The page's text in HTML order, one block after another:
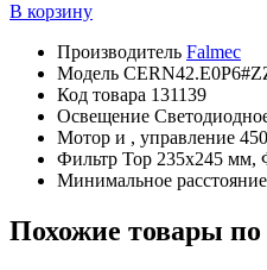
В корзину
Производитель Falmec
Модель
Код товара 131139
Освещение
Мотор и , управление
Фильтр Top 235x245 мм,
Минимальное
Похожие товары по